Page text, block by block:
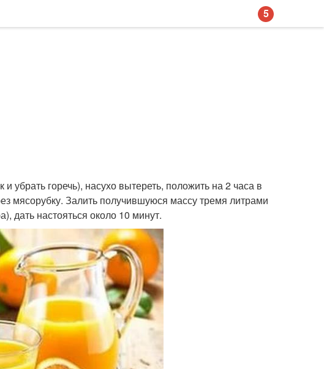
убрать горечь), насухо вытереть, положить на 2 часа в
мясорубку. Залить получившуюся массу тремя литрами
дать настояться около 10 минут.
5